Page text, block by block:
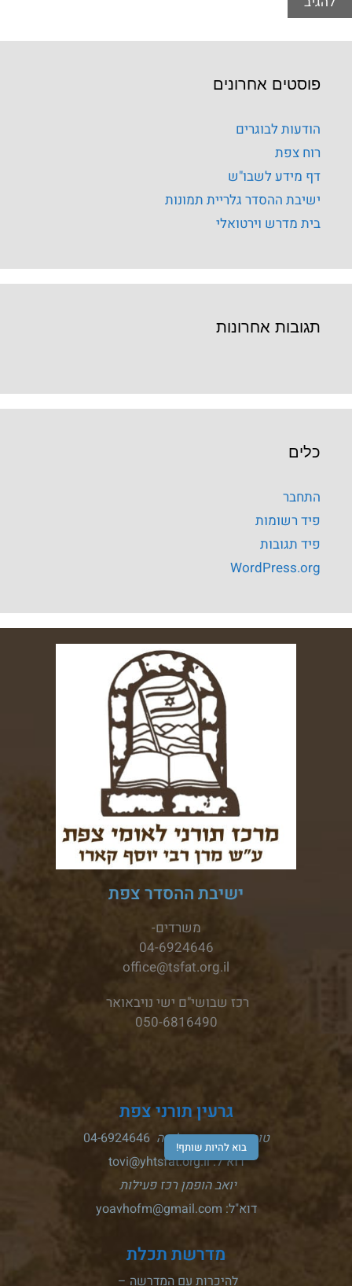
בוא להיות שותף!
פוסטים אחרונים
הודעות לבוגרים
רוח צפת
דף מידע לשבו"ש
ישיבת ההסדר גלריית תמונות
בית מדרש וירטואלי
תגובות אחרונות
כלים
התחבר
פיד רשומות
פיד תגובות
WordPress.org
ישיבת ההסדר צפת
משרדים-
04-6924646
office@tsfat.org.il
רכז שבושי"ם ישי נויבאואר
050-6816490
גרעין תורני צפת
טובי גדות רכזת קליטה
דוא"ל: tovi@yhtsfat.org.il
יואב הופמן רכז פעילות
דוא"ל: yoavhofm@gmail.com
מדרשת תכלת
להיכרות עם המדרשה –